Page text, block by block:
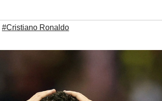
#Cristiano Ronaldo